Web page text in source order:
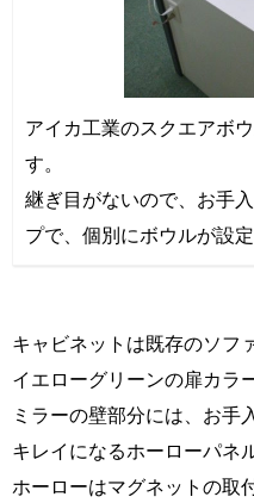
アイカ工業のスクエアボ
す。
継ぎ目がないので、お手
プで、個別にボウルが設定
キャビネットは既存のソフ
イエローグリーンの扉カラ
ミラーの壁部分には、お手
キレイになるホーローパネ
ホーローはマグネットの取